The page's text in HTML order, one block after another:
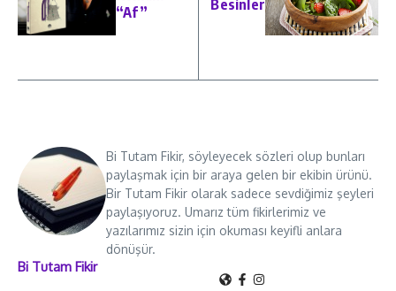
“Af”
Besinler
Bi Tutam Fikir
Bi Tutam Fikir, söyleyecek sözleri olup bunları
paylaşmak için bir araya gelen bir ekibin ürünü.
Bir Tutam Fikir olarak sadece sevdiğimiz şeyleri
paylaşıyoruz. Umarız tüm fikirlerimiz ve
yazılarımız sizin için okuması keyifli anlara
dönüşür.